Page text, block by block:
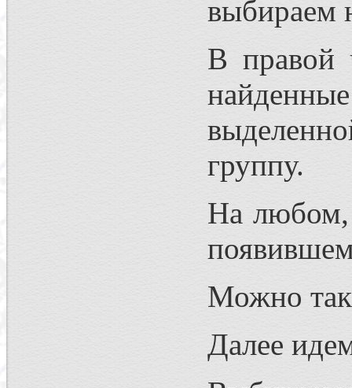
выбираем
В правой
группу.
На любом,
Можно
Далее